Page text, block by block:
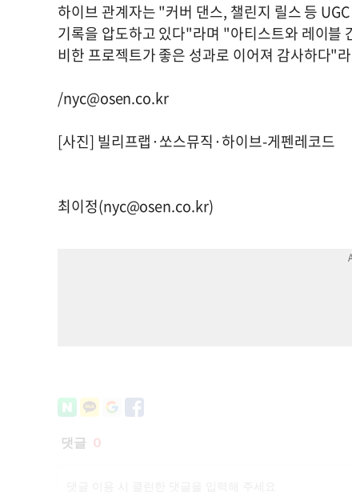
하이브 관계자는 "커버 댄스, 챌린지 릴스 등
기록을 압도하고 있다"라며 "아티스트와 레이블
비한 프로젝트가 좋은 성과로 이어져 감사하다"
/nyc@osen.co.kr
[사진] 빌리프랩·쏘스뮤직·하이브-게펜레코드
최이정(nyc@osen.co.kr)